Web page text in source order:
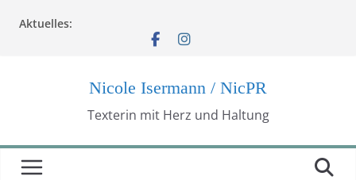
Inhalt
Aktuelles:
Nicole Isermann / NicPR
Texterin mit Herz und Haltung